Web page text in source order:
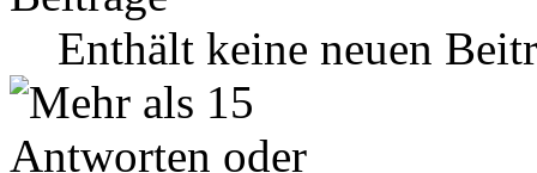
Enthält keine neuen